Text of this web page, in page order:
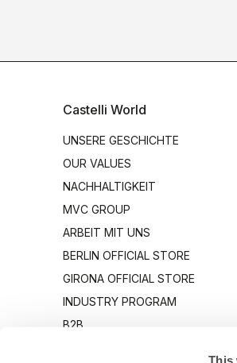
This
Castelli World
UNSERE GESCHICHTE
OUR VALUES
NACHHALTIGKEIT
MVC GROUP
ARBEIT MIT UNS
BERLIN OFFICIAL STORE
GIRONA OFFICIAL STORE
INDUSTRY PROGRAM
B2B